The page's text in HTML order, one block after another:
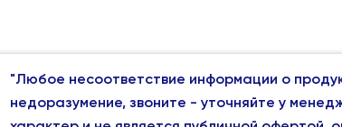
"Любое несоответствие информации о
недоразумение, звоните - уточняйте у